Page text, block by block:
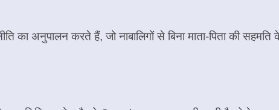
का अनुपालन करते हैं, जो नाबालिगों से बिना माता-पिता की